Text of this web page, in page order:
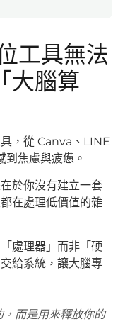
工具無法
大腦算
，從 Canva、LINE
到焦慮與疲憊。
於你沒有建立一套
在處理低價值的雜
處理器」而非「硬
給系統，讓大腦專
而是用來釋放你的